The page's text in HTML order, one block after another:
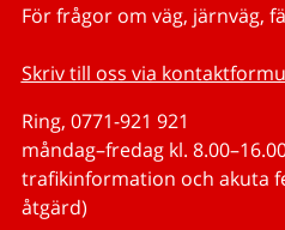
För frågor om väg, järnväg,
Skriv till oss via
Ring, 0771-921 921
måndag–fredag kl.
trafikinformation och akuta
åtgärd)